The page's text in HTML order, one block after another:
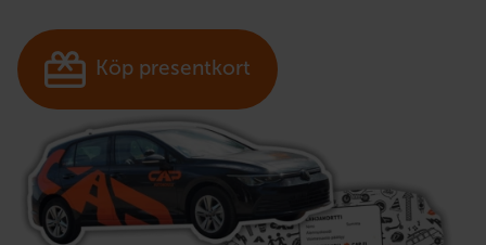
Köp presentkort